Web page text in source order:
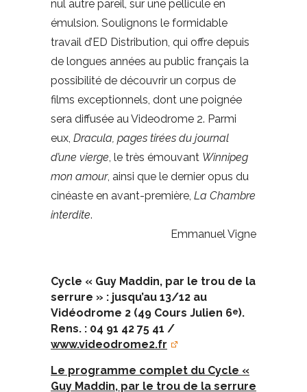
nul autre pareil, sur une pellicule en
émulsion. Soulignons le formidable
travail d’ED Distribution, qui offre depuis
de longues années au public français la
possibilité de découvrir un corpus de
films exceptionnels, dont une poignée
sera diffusée au Videodrome 2. Parmi
eux, Dracula, pages tirées du journal
d’une vierge, le très émouvant Winnipeg
mon amour, ainsi que le dernier opus du
cinéaste en avant-première, La Chambre
interdite.
Emmanuel Vigne
Cycle « Guy Maddin, par le trou de la
serrure » : jusqu’au 13/12 au
Vidéodrome 2 (49 Cours Julien 6e).
Rens. : 04 91 42 75 41 /
www.videodrome2.fr
Le programme complet du Cycle «
Guy Maddin, par le trou de la serrure